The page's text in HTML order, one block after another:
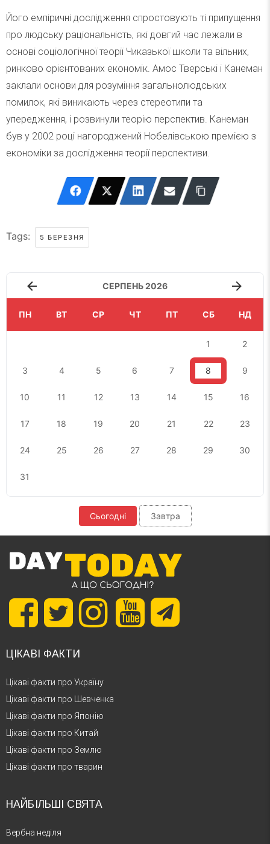
Його емпіричні дослідження спростовують ті припущення
про людську раціональність, які довгий час лежали в
основі соціологічної теорії Чиказької школи та вільних,
ринково орієнтованих економік. Амос Тверські і Канеман
заклали основи для розуміння загальнолюдських
помилок, які виникають через стереотипи та
упередження, і розвинули теорію перспектив. Канеман
був у 2002 році нагороджений Нобелівською премією з
економіки за дослідження теорії перспективи.
Tags: 5 БЕРЕЗНЯ
СЕРПЕНЬ 2026
ПН ВТ СР ЧТ ПТ СБ НД
1 2
3 4 5 6 7 8 9
10 11 12 13 14 15 16
17 18 19 20 21 22 23
24 25 26 27 28 29 30
31
Сьогодні Завтра
ЦІКАВІ ФАКТИ
Цікаві факти про Україну
Цікаві факти про Шевченка
Цікаві факти про Японію
Цікаві факти про Китай
Цікаві факти про Землю
Цікаві факти про тварин
НАЙБІЛЬШІ СВЯТА
Вербна неділя